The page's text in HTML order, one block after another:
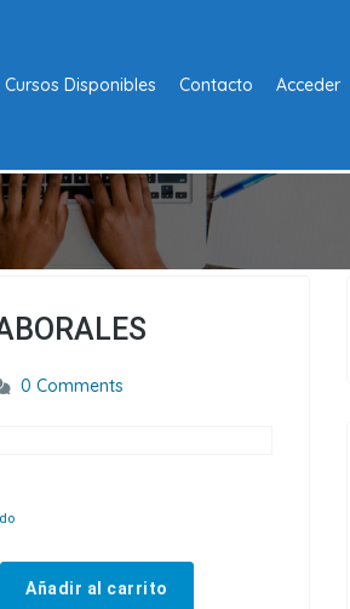
Cursos Disponibles Contacto Acceder
0 Comments
Añadir al carrito